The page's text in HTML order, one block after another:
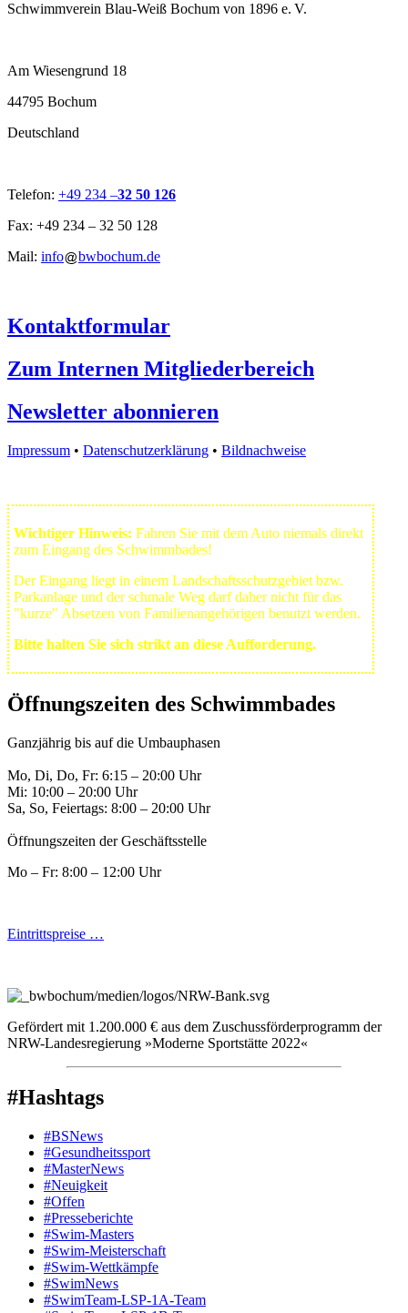
Schwimmverein Blau-Weiß Bochum von 1896 e. V.
Am Wiesengrund 18
44795 Bochum
Deutschland
Telefon: +49 234 –32 50 126
Fax: +49 234 – 32 50 128
Mail: info bwbochum.de
Kontaktformular
Zum Internen Mitgliederbereich
Newsletter abonnieren
Impressum • Datenschutzerklärung • Bildnachweise
Wichtiger Hinweis: Fahren Sie mit dem Auto niemals direkt
zum Eingang des Schwimmbades!
Der Eingang liegt in einem Landschafts­schutzgebiet bzw.
Park­anlage und der schmale Weg darf daher nicht für das
"kurze" Absetzen von Familienangehörigen benutzt werden.
Bitte halten Sie sich strikt an diese Aufforderung.
Öffnungszeiten des Schwimmbades
Ganzjährig bis auf die Umbauphasen
Mo, Di, Do, Fr: 6:15 – 20:00 Uhr
Mi: 10:00 – 20:00 Uhr
Sa, So, Feiertags: 8:00 – 20:00 Uhr
Öffnungszeiten der Geschäftsstelle
Mo – Fr: 8:00 – 12:00 Uhr
Eintrittspreise …
Gefördert mit 1.200.000 € aus dem Zuschussförderprogramm der
NRW-Landesregierung »Moderne Sportstätte 2022«
#Hashtags
#BSNews
#Gesundheitssport
#MasterNews
#Neuigkeit
#Offen
#Presse­berichte
#Swim-Masters
#Swim-Meister­schaft
#Swim-Wett­kämpfe
#SwimNews
#SwimTeam-LSP-1A-Team